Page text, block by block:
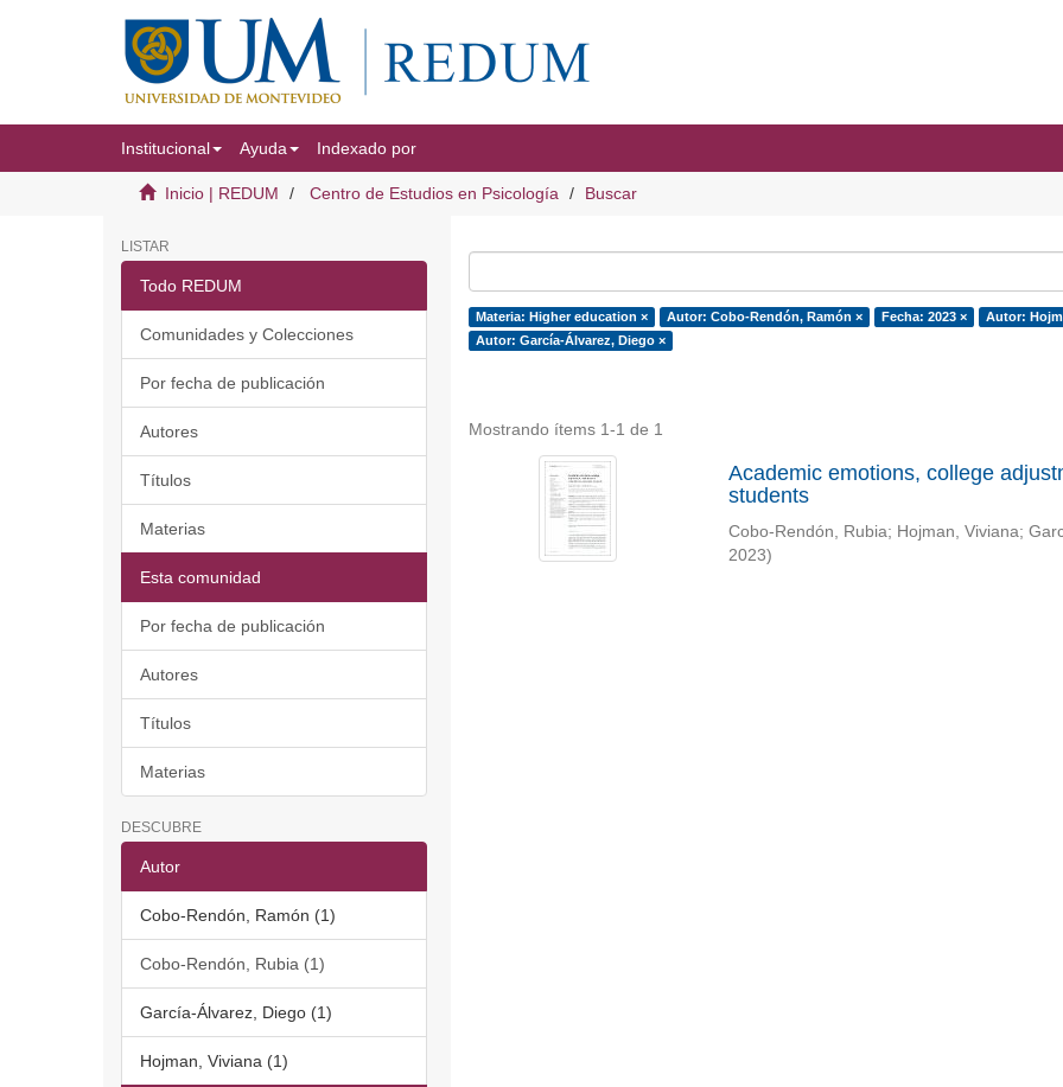
Institucional Ayuda Indexado por
Inicio | REDUM Centro de Estudios en Psicología Buscar
LISTAR
Todo REDUM
Comunidades y Colecciones
Por fecha de publicación
Autores
Títulos
Materias
Esta comunidad
Por fecha de publicación
Autores
Títulos
Materias
DESCUBRE
Autor
Cobo-Rendón, Ramón (1)
Cobo-Rendón, Rubia (1)
García-Álvarez, Diego (1)
Hojman, Viviana (1)
Materia: Higher education × Autor: Cobo-Rendón, Ramón × Fecha: 2023 × Autor:
Autor: García-Álvarez, Diego ×
Mostrando ítems 1-1 de 1
Academic emotions, college
students
Cobo-Rendón, Rubia; Hojman, Viviana;
2023)